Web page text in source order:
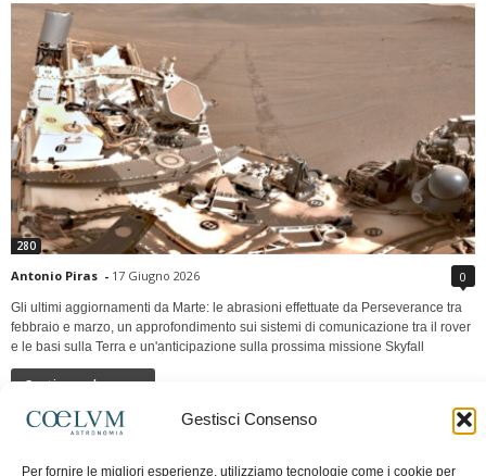
Gestisci Consenso
Per fornire le migliori esperienze, utilizziamo tecnologie come i cookie per
280
Antonio Piras - 17 Giugno 2026 0
Gli ultimi aggiornamenti da Marte: le abrasioni effettuate da Perseverance tra
febbraio e marzo, un approfondimento sui sistemi di comunicazione tra il rover
e le basi sulla Terra e un'anticipazione sulla prossima missione Skyfall
Continua a leggere